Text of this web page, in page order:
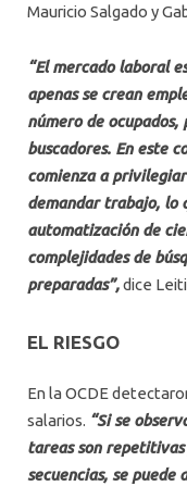
Mauricio Salgado y
“El mercado laboral
apenas se crean
número de ocupados,
buscadores. En este
comienza a
demandar trabajo, lo
automatización de
complejidades de
preparadas”,dice
EL RIESGO
En la OCDE
salarios. “Si se
tareas son
secuencias, se puede